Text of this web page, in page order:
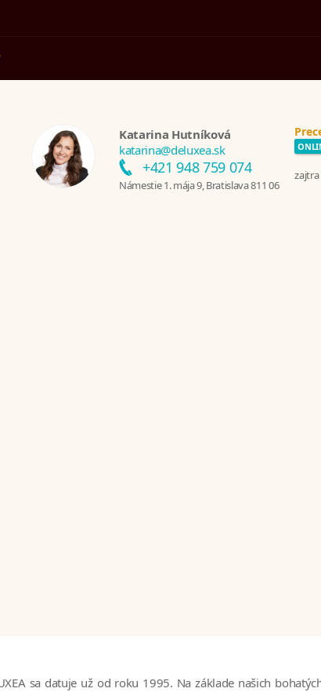
Katarina Hutníková
katarina@deluxea.sk
+421 948 759 074
Námestie 1. mája 9, Bratislava 811 06
zajtra
sa datuje už od roku 1995. Na základe našich